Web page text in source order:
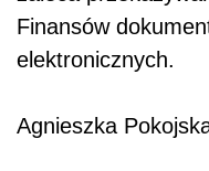
Finansów
elektronicznych.
Agnieszka